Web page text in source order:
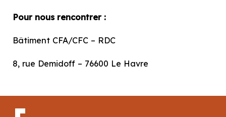
Pour nous rencontrer :
Bâtiment CFA/CFC – RDC
8, rue Demidoff – 76600 Le Havre